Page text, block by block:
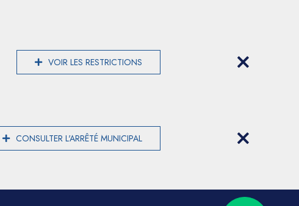
VOIR LES RESTRICTIONS
CONSULTER L'ARRÊTÉ MUNICIPAL